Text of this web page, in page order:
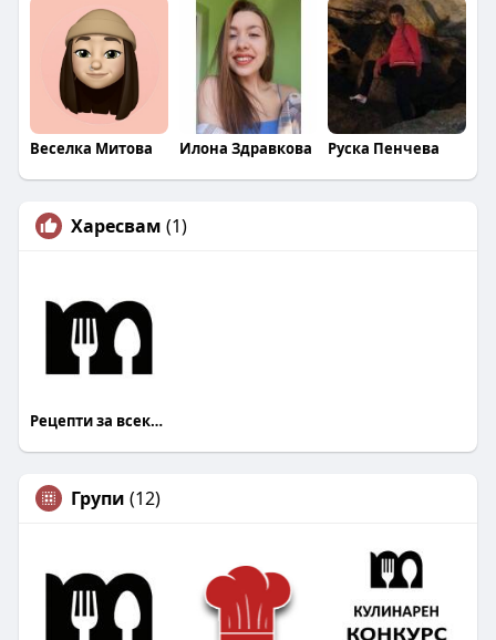
Веселка Митова Илона Здравкова Руска Пенчева
Харесвам (1)
Рецепти за всеки Mandja.bg
Групи (12)